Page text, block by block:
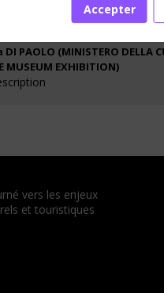
15:15-16:00
: la
DI PAOLO (MINISTERO DELLA
MUSEUM EXHIBITION)
vers les enjeux
et touristiques
Accepter